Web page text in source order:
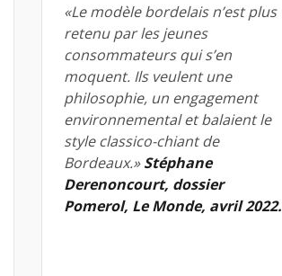
«Le modèle bordelais n’est plus
retenu par les jeunes
consommateurs qui s’en
moquent. Ils veulent une
philosophie, un engagement
environnemental et balaient le
style classico-chiant de
Bordeaux.»Stéphane
Derenoncourt, dossier
Pomerol, Le Monde, avril 2022.